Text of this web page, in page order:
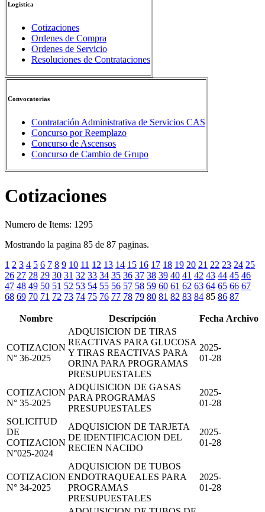
Logistica
Cotizaciones
Ordenes de Compra
Ordenes de Servicio
Resoluciones de Contrataciones
Convocatorias
Contratación Administrativa de Servicios CAS
Concurso por Reemplazo
Concurso de Ascensos
Concurso de Cambio de Grupo
Cotizaciones
Numero de Items: 1295
Mostrando la pagina 85 de 87 paginas.
1 2 3 4 5 6 7 8 9 10 11 12 13 14 15 16 17 18 19 20 21 22 23 24 25
26 27 28 29 30 31 32 33 34 35 36 37 38 39 40 41 42 43 44 45 46
47 48 49 50 51 52 53 54 55 56 57 58 59 60 61 62 63 64 65 66 67
68 69 70 71 72 73 74 75 76 77 78 79 80 81 82 83 84 85 86 87
Nombre Descripción Fecha Archivo
COTIZACION
N° 36-2025
ADQUISICION DE TIRAS
REACTIVAS PARA GLUCOSA
Y TIRAS REACTIVAS PARA
ORINA PARA PROGRAMAS
PRESUPUESTALES
2025-
01-28
COTIZACION
N° 35-2025
ADQUISICION DE GASAS
PARA PROGRAMAS
PRESUPUESTALES
2025-
01-28
SOLICITUD
DE
COTIZACION
N°025-2024
ADQUISICION DE TARJETA
DE IDENTIFICACION DEL
RECIEN NACIDO
2025-
01-28
COTIZACION
N° 34-2025
ADQUISICION DE TUBOS
ENDOTRAQUEALES PARA
PROGRAMAS
PRESUPUESTALES
2025-
01-28